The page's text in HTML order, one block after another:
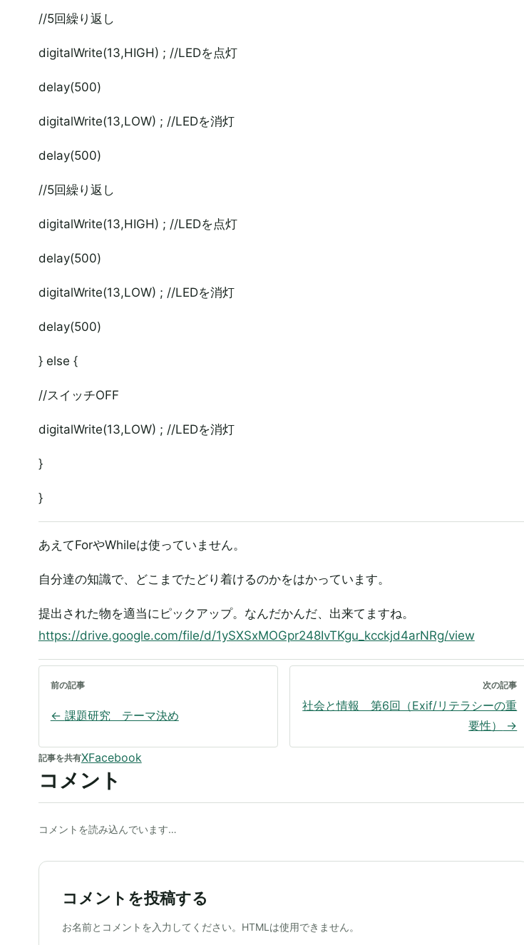
//5回繰り返し
digitalWrite(13,HIGH) ; //LEDを点灯
delay(500)
digitalWrite(13,LOW) ; //LEDを消灯
delay(500)
//5回繰り返し
digitalWrite(13,HIGH) ; //LEDを点灯
delay(500)
digitalWrite(13,LOW) ; //LEDを消灯
delay(500)
} else {
//スイッチOFF
digitalWrite(13,LOW) ; //LEDを消灯
}
}
あえてForやWhileは使っていません。
自分達の知識で、どこまでたどり着けるのかをはかっています。
提出された物を適当にピックアップ。なんだかんだ、出来てますね。
https://drive.google.com/file/d/1ySXSxMOGpr248IvTKgu_kcckjd4arNRg/view
前の記事
← 課題研究 テーマ決め
次の記事
社会と情報 第6回（Exif/リテラシーの重
要性）
→
記事を共有XFacebook
コメント
コメントを読み込んでいます…
コメントを投稿する
お名前とコメントを入力してください。HTMLは使用できません。
ウェブサイト